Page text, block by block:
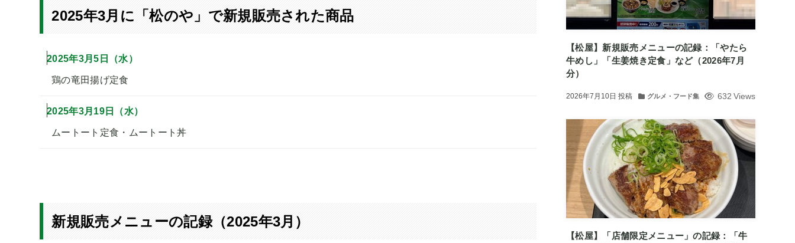
2025年3月に「松のや」で新規販売された商品
2025年3月5日（水）
鶏の竜田揚げ定食
2025年3月19日（水）
ムートート定食・ムートート丼
新規販売メニューの記録（2025年3月）
【松屋】新規販売メニューの記録：「やたら
牛めし」「生姜焼き定食」など（2026年7月
分）
2026年7月10日 投稿 グルメ・フード集 632 Views
【松屋】「店舗限定メニュー」の記録：「牛